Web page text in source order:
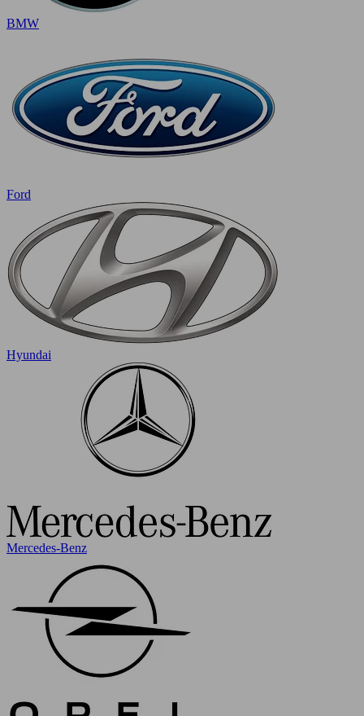
BMW
Ford
Hyundai
Mercedes-Benz